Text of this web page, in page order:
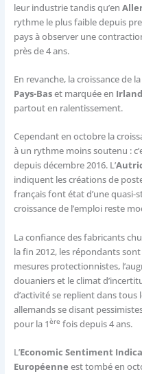
leur industrie tandis qu’en
rythme le plus faible depuis
pays à observer une
près de 4 ans.
En revanche, la croissance de
Pays-Baset marquée en
partout en ralentissement.
Cependant en octobre la
à un rythme moins soutenu :
depuis décembre 2016. L’
indiquent les créations de
français font état d’une quasi-
croissance de l’emploi reste
La confiance des fabricants
la fin 2012, les répondants
mesures protectionnistes,
douaniers et le climat
d’activité se replient dans tous
allemands se disant
pour la 1ère fois depuis 4 ans.
L’Economic Sentiment
Européenne est tombé en